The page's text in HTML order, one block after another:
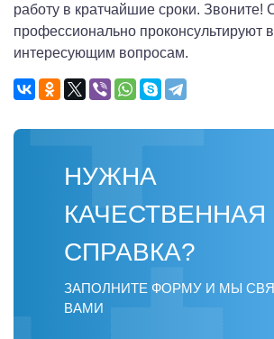
работу в кратчайшие сроки. Звоните!
профессионально проконсультируют
интересующим вопросам.
НУЖНА
КАЧЕСТВЕННАЯ
СПРАВКА?
ЗАПОЛНИТЕ ФОРМУ И МЫ
ВАМИ